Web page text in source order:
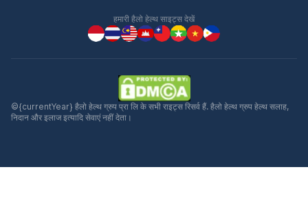
हमारी हैलो हेल्थ साइट्स देखें
©{currentYear} हैलो हेल्थ ग्रुप प्रा लि के सभी राइट्स रिसर्व हैं. हैलो हेल्थ ग्रुप हेल्थ सलाह,
निदान और इलाज इत्यादि सेवाएं नहीं देता।